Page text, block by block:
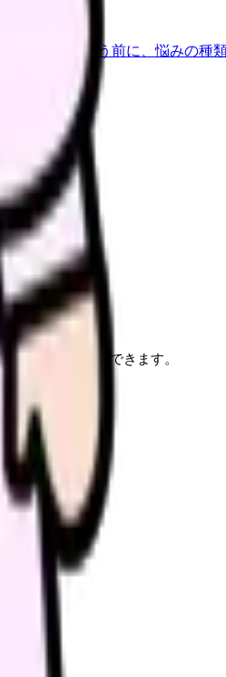
ます。
辞めるべきか迷う前に、悩みの種
確認項目を整理できます。